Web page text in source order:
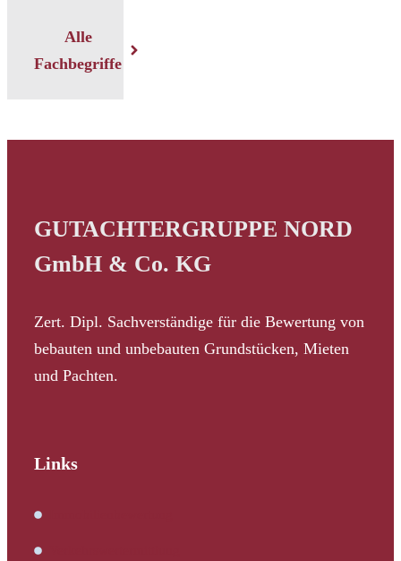
Alle
Fachbegriffe
GUTACHTERGRUPPE NORD
GmbH & Co. KG
Zert. Dipl. Sachverständige für die Bewertung von
bebauten und unbebauten Grundstücken, Mieten
und Pachten.
Links